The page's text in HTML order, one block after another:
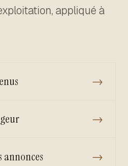
appliqué à
→
→
annonces →